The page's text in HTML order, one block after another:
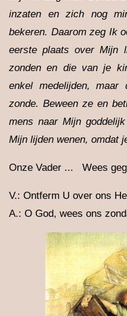
inzaten en zich nog
bekeren. Daarom zeg Ik
eerste plaats over Mijn
zonden en die van je
enkel medelijden,
zonde. Beween ze en
mens naar Mijn
Mijn lijden wenen, omdat
Onze Vader ... Wees
V.: Ontferm U over ons
A.: O God, wees ons